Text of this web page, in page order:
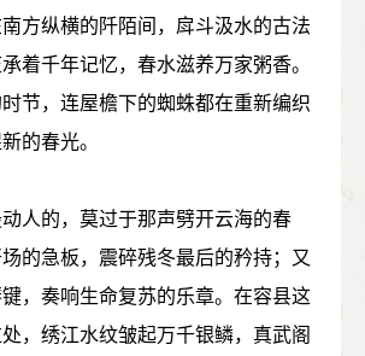
方纵横的阡陌间，戽斗汲水的古法
着千年记忆，春水滋养万家粥香。
节，连屋檐下的蜘蛛都在重新编织
的春光。
的，莫过于那声劈开云海的春
的急板，震碎残冬最后的矜持；又
，奏响生命复苏的乐章。在容县这
，绣江水纹皱起万千银鳞，真武阁